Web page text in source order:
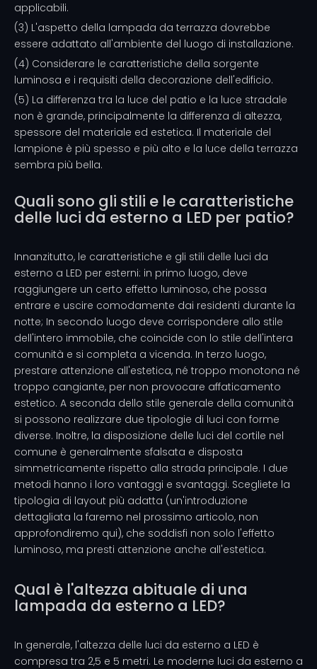
applicabili.
(3) L'aspetto della lampada da terrazza dovrebbe
essere adattato all'ambiente del luogo di installazione.
(4) Considerare le caratteristiche della sorgente
luminosa e i requisiti della decorazione dell'edificio.
(5) La differenza tra la luce del patio e la luce stradale
non è grande, principalmente la differenza di altezza,
spessore del materiale ed estetica. Il materiale del
lampione è più spesso e più alto e la luce della terrazza
sembra più bella.
Quali sono gli stili e le caratteristiche
delle luci da esterno a LED per patio?
Innanzitutto, le caratteristiche e gli stili delle luci da
esterno a LED per esterni: in primo luogo, deve
raggiungere un certo effetto luminoso, che possa
entrare e uscire comodamente dai residenti durante la
notte; In secondo luogo deve corrispondere allo stile
dell'intero immobile, che coincide con lo stile dell'intera
comunità e si completa a vicenda. In terzo luogo,
prestare attenzione all'estetica, né troppo monotona né
troppo cangiante, per non provocare affaticamento
estetico. A seconda dello stile generale della comunità
si possono realizzare due tipologie di luci con forme
diverse. Inoltre, la disposizione delle luci del cortile nel
comune è generalmente sfalsata e disposta
simmetricamente rispetto alla strada principale. I due
metodi hanno i loro vantaggi e svantaggi. Scegliete la
tipologia di layout più adatta (un'introduzione
dettagliata la faremo nel prossimo articolo, non
approfondiremo qui), che soddisfi non solo l'effetto
luminoso, ma presti attenzione anche all'estetica.
Qual è l'altezza abituale di una
lampada da esterno a LED?
In generale, l'altezza delle luci da esterno a LED è
compresa tra 2,5 e 5 metri. Le moderne luci da esterno a